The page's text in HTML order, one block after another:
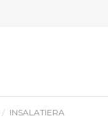
INSALATIERA